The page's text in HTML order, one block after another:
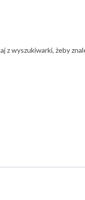
z wyszukiwarki, żeby